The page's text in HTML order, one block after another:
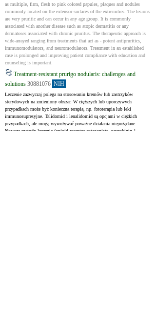
as multiple, firm, flesh to pink colored papules, plaques and nodules
commonly located on the extensor surfaces of the extremities. The lesions
are very pruritic and can occur in any age group. It is commonly
associated with another disease such as atopic dermatitis or any
dermatoses associated with chronic pruritus. The therapeutic approach is
wide-arrayed ranging from treatments that act as - potent antipruritics,
immunomodulators, and neuromodulators. Treatment in an established
case is prolonged and improving patient compliance with education and
counseling is important.
Treatment-resistant prurigo nodularis: challenges and
solutions 30881076 NIH
Leczenie zazwyczaj polega na stosowaniu kremów lub zastrzyków
sterydowych na zmieniony obszar. W cięższych lub uporczywych
przypadkach może być konieczna terapia, np. fototerapia lub leki
immunosupresyjne. Talidomid i lenalidomid są opcjami w ciężkich
przypadkach, ale mogą wywoływać poważne działania niepożądane.
Nowsze metody leczenia (opioid receptor antagonists, neurokinin-1